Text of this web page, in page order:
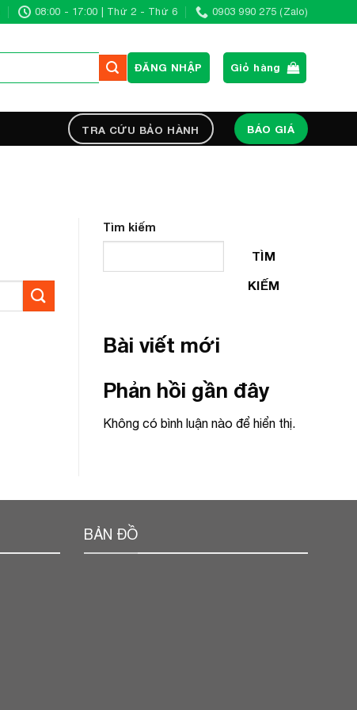
08:00 - 17:00 | Thứ 2 - Thứ 6 0903 990 275 (Zalo)
ĐĂNG NHẬP Giỏ hàng
TRA CỨU BẢO HÀNH BÁO GIÁ
Tìm kiếm
TÌM
KIẾM
Bài viết mới
Phản hồi gần đây
Không có bình luận nào để hiển thị.
BẢN ĐỒ